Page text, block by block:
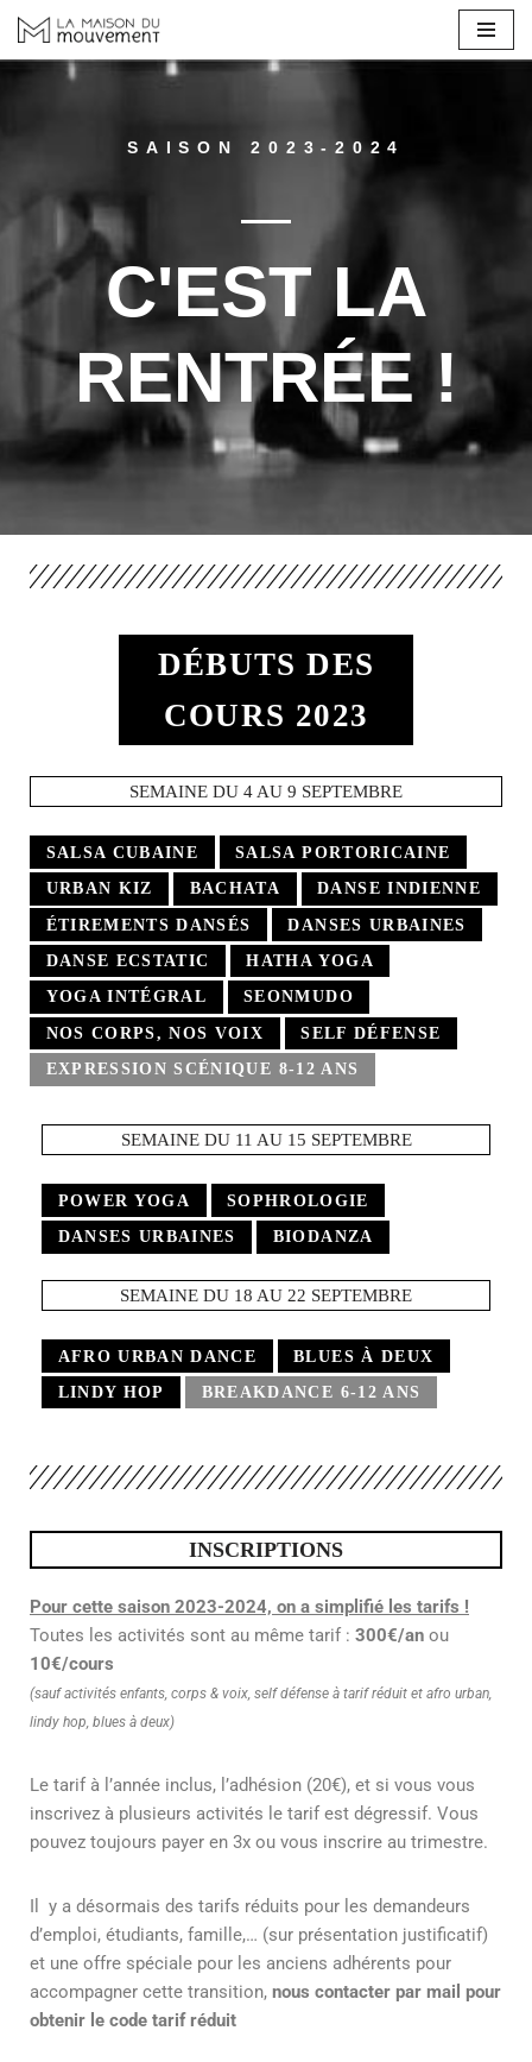
Aller
SAISON 2023-2024
C'EST LA
RENTRÉE !
DÉBUTS DES
COURS 2023
SEMAINE DU 4 AU 9 SEPTEMBRE
SALSA CUBAINE SALSA PORTORICAINE
URBAN KIZ BACHATA DANSE INDIENNE
ÉTIREMENTS DANSÉS DANSES URBAINES
DANSE ECSTATIC HATHA YOGA
YOGA INTÉGRAL SEONMUDO
NOS CORPS, NOS VOIX SELF DÉFENSE
EXPRESSION SCÉNIQUE 8-12 ANS
SEMAINE DU 11 AU 15 SEPTEMBRE
POWER YOGA SOPHROLOGIE
DANSES URBAINES BIODANZA
SEMAINE DU 18 AU 22 SEPTEMBRE
AFRO URBAN DANCE BLUES À DEUX
LINDY HOP BREAKDANCE 6-12 ANS
INSCRIPTIONS
Pour cette saison 2023-2024, on a simplifié les tarifs !
Toutes les activités sont au même tarif : 300€/an ou
10€/cours
(sauf activités enfants, corps & voix, self défense à tarif réduit et afro urban,
lindy hop, blues à deux)
Le tarif à l’année inclus, l’adhésion (20€), et si vous vous
inscrivez à plusieurs activités le tarif est dégressif. Vous
pouvez toujours payer en 3x ou vous inscrire au trimestre.
Il y a désormais des tarifs réduits pour les demandeurs
d’emploi, étudiants, famille,… (sur présentation justificatif)
et une offre spéciale pour les anciens adhérents pour
accompagner cette transition, nous contacter par mail pour
obtenir le code tarif réduit